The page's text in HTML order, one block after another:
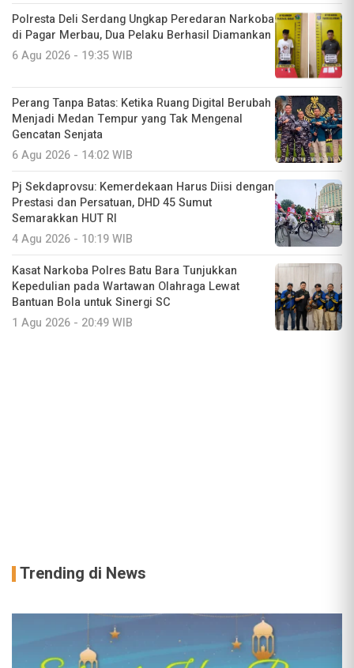
Polresta Deli Serdang Ungkap Peredaran Narkoba
di Pagar Merbau, Dua Pelaku Berhasil Diamankan
6 Agu 2026 - 19:35 WIB
Perang Tanpa Batas: Ketika Ruang Digital Berubah
Menjadi Medan Tempur yang Tak Mengenal
Gencatan Senjata
6 Agu 2026 - 14:02 WIB
Pj Sekdaprovsu: Kemerdekaan Harus Diisi dengan
Prestasi dan Persatuan, DHD 45 Sumut
Semarakkan HUT RI
4 Agu 2026 - 10:19 WIB
Kasat Narkoba Polres Batu Bara Tunjukkan
Kepedulian pada Wartawan Olahraga Lewat
Bantuan Bola untuk Sinergi SC
1 Agu 2026 - 20:49 WIB
Trending di News